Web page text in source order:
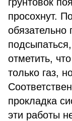
просохнут.
обязательно
отметить,
только газ,
прокладка
эти работы